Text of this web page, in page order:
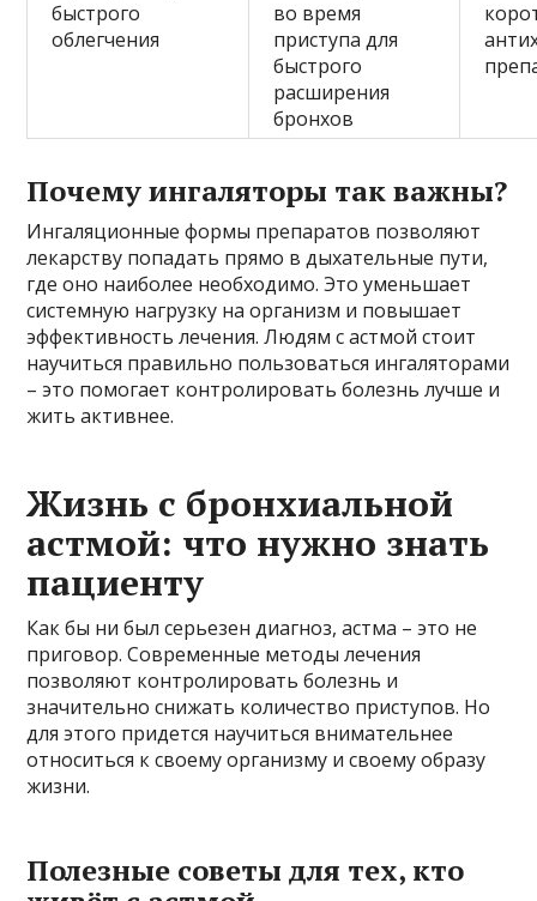
быстрого
облегчения
во время
приступа для
быстрого
расширения
бронхов
Почему ингаляторы так важны?
Ингаляционные формы препаратов позволяют
лекарству попадать прямо в дыхательные пути,
где оно наиболее необходимо. Это уменьшает
системную нагрузку на организм и повышает
эффективность лечения. Людям с астмой стоит
научиться правильно пользоваться ингаляторами
– это помогает контролировать болезнь лучше и
жить активнее.
Жизнь с бронхиальной
астмой: что нужно знать
пациенту
Как бы ни был серьезен диагноз, астма – это не
приговор. Современные методы лечения
позволяют контролировать болезнь и
значительно снижать количество приступов. Но
для этого придется научиться внимательнее
относиться к своему организму и своему образу
жизни.
Полезные советы для тех, кто